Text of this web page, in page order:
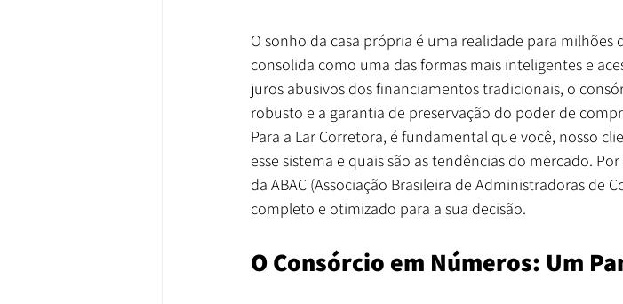
O sonho da casa própria é uma realidade para milhões
consolida como uma das formas mais inteligentes e
juros abusivos dos financiamentos tradicionais, o
robusto e a garantia de preservação do poder de
Para a Lar Corretora, é fundamental que você, nosso
esse sistema e quais são as tendências do mercado.
da ABAC (Associação Brasileira de Administradoras de
completo e otimizado para a sua decisão.
O Consórcio em Números: Um